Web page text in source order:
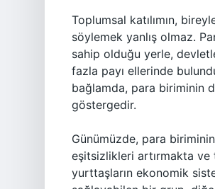
Toplumsal katılımın,
söylemek yanlış olmaz.
sahip olduğu yerle,
fazla payı ellerinde
bağlamda, para biriminin
göstergedir.
Günümüzde, para
eşitsizlikleri artırmakta ve
yurttaşların ekonomik